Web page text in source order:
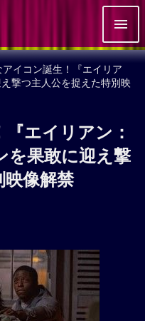
イコン誕生！『エイリア
撃つ主人公を捉えた特別映
エイリアン：
を果敢に迎え撃
映像解禁